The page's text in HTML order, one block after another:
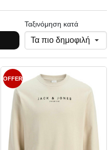
Ταξινόμηση κατά
OFFER